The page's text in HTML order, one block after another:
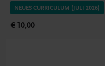
NEUES CURRICULUM (JULI 2026)
€ 10,00